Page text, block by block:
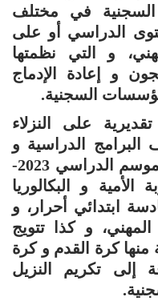
السجنية في مختلف
الدراسي أو على
و التي نظمتها
و إعادة الإدماج
السجنية.
على النزلاء
البرامج الدراسية و
التعليمية و التكوينية برسم الموسم الدراسي 2023-
الأمية و البكالوريا
ابتدائي أحرار، و
المهني، و كذا تتويج
منها كرة القدم و كرة
إلى تكريم النزيل